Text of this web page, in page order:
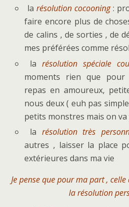
la résolution cocooning:
faire encore plus de
de calins , de sorties , de
mes préférées comme
larésolution spéciale
moments rien que pour
repas en amoureux,
nous deux ( euh pas
petits monstres mais on
la résolution très
autres , laisser la place
extérieures dans ma vie
Je pense que pour ma part , celle
la résolution